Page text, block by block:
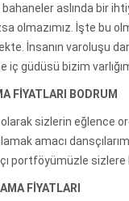
aslında bir
olmazımız. İşte bu
İnsanın varoluşu
güdüsü bizim
FİYATLARI BODRUM
sizlerin eğlence
amacı
portföyümüzle
FİYATLARI